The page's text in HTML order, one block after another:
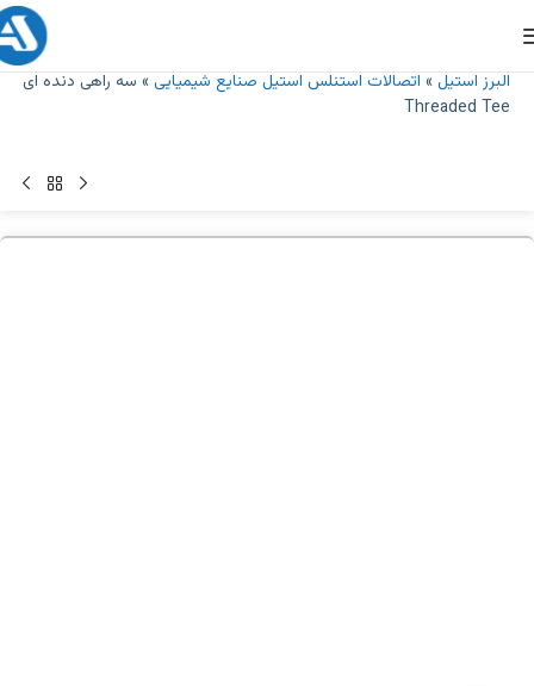
البرز استیل» اتصالات استنلس استیل صنایع شیمیایی» سه راهی دنده ای
Threaded Tee